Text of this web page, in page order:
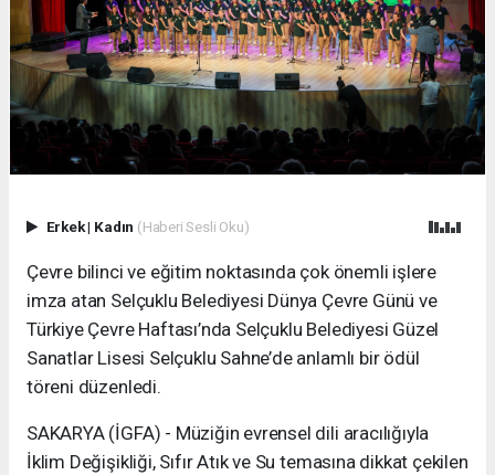
Erkek| Kadın (Haberi Sesli Oku)
Çevre bilinci ve eğitim noktasında çok önemli işlere
imza atan Selçuklu Belediyesi Dünya Çevre Günü ve
Türkiye Çevre Haftası’nda Selçuklu Belediyesi Güzel
Sanatlar Lisesi Selçuklu Sahne’de anlamlı bir ödül
töreni düzenledi.
SAKARYA (İGFA) - Müziğin evrensel dili aracılığıyla
İklim Değişikliği, Sıfır Atık ve Su temasına dikkat çekilen